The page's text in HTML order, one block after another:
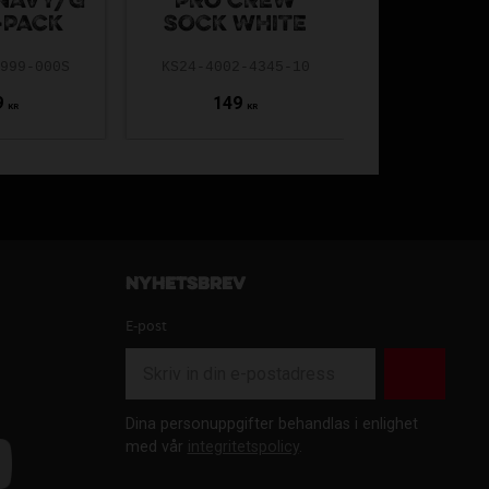
KR
SOCK WHITE
149 KR
Nyhetsbrev
E-post
Dina personuppgifter behandlas i enlighet
med vår integritetspolicy